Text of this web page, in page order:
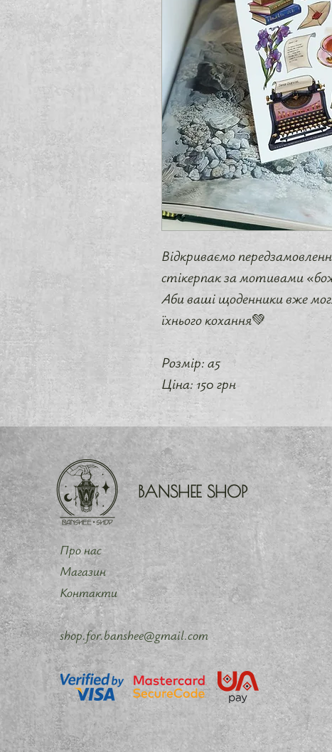
Відкриваємо
стікерпак за мотивами
Аби ваші щоденники вже
їхнього кохання💚
Розмір: а5
Ціна: 150 грн
BANSHEE SHOP
Про нас
Магазин
Контакти
shop.for.banshee@gmail.com